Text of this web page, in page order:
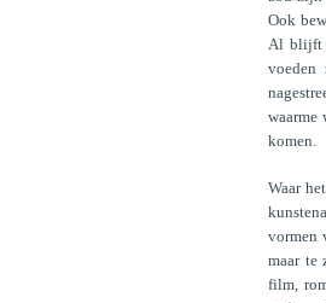
Ook
Al blijft
voeden
waarme
komen.
Waar
vormen
maar te
film,